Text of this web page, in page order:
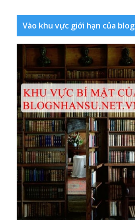
Vào khu vực giới hạn của blog